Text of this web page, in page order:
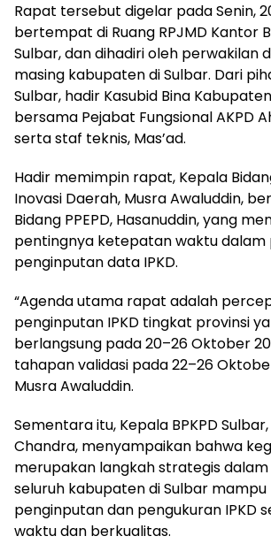
Rapat tersebut digelar pada Senin,
bertempat di Ruang RPJMD Kantor
Sulbar, dan dihadiri oleh perwakilan
masing kabupaten di Sulbar. Dari
Sulbar, hadir Kasubid Bina
bersama Pejabat Fungsional AKPD
serta staf teknis, Mas’ad.
Hadir memimpin rapat, Kepala
Inovasi Daerah, Musra Awaluddin,
Bidang PPEPD, Hasanuddin, yang
pentingnya ketepatan waktu dalam
penginputan data IPKD.
“Agenda utama rapat adalah
penginputan IPKD tingkat provinsi
berlangsung pada 20–26 Oktober
tahapan validasi pada 22–26
Musra Awaluddin.
Sementara itu, Kepala BPKPD
Chandra, menyampaikan bahwa
merupakan langkah strategis
seluruh kabupaten di Sulbar
penginputan dan pengukuran IPKD
waktu dan berkualitas.